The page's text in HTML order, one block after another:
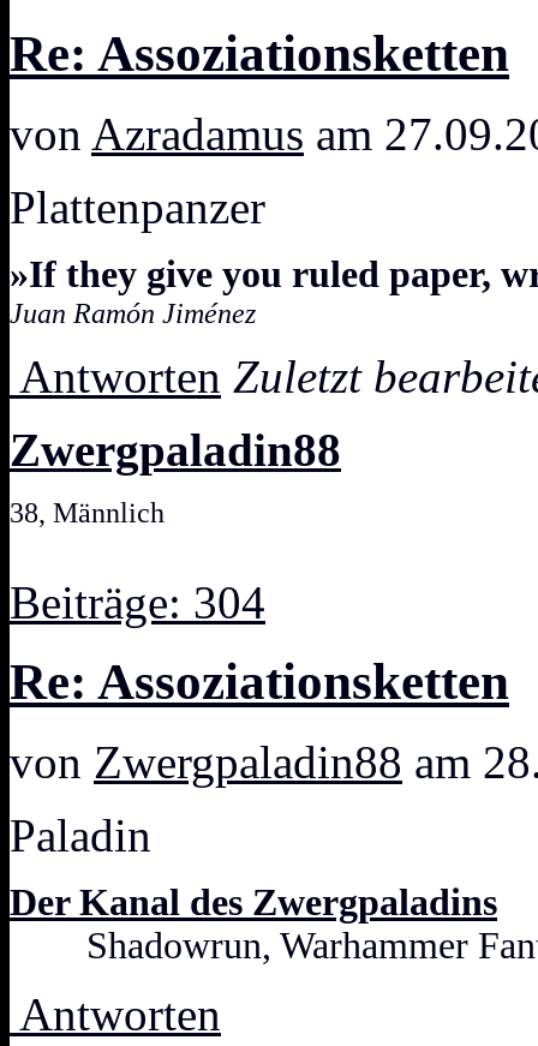
Re: Assoziationsketten
von Azradamus am
Plattenpanzer
»If they give you ruled paper,
Juan Ramón Jiménez
Antworten Zuletzt
Zwergpaladin88
38, Männlich
Beiträge: 304
Re: Assoziationsketten
von Zwergpaladin88 am
Paladin
Der Kanal des Zwergpaladins
Shadowrun, Warhammer
Antworten